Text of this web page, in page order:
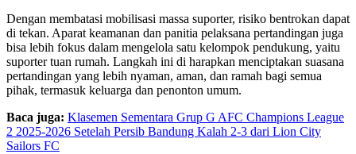
Dengan membatasi mobilisasi massa suporter, risiko bentrokan dapat
di tekan. Aparat keamanan dan panitia pelaksana pertandingan juga
bisa lebih fokus dalam mengelola satu kelompok pendukung, yaitu
suporter tuan rumah. Langkah ini di harapkan menciptakan suasana
pertandingan yang lebih nyaman, aman, dan ramah bagi semua
pihak, termasuk keluarga dan penonton umum.
Baca juga: Klasemen Sementara Grup G AFC Champions League
2 2025-2026 Setelah Persib Bandung Kalah 2-3 dari Lion City
Sailors FC